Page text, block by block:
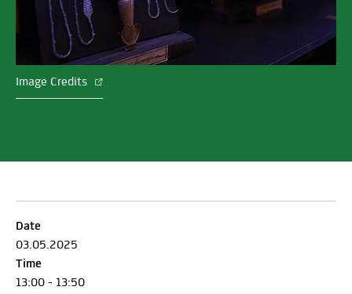
Image Credits
Date
03.05.2025
Time
13:00 - 13:50